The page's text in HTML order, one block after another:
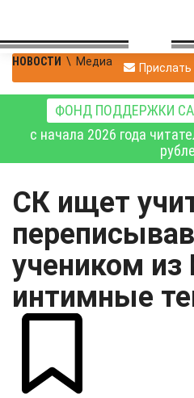
НОВОСТИ \ Медиа Прислать
ФОНД ПОДДЕРЖКИ
с начала 2026 года
СК ищет
учеником из
интимные